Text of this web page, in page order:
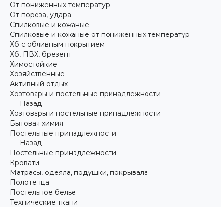
От пониженных температур
От пореза, удара
Спилковые и кожаные
Спилковые и кожаные от пониженных температур
Хб с обливным покрытием
Хб, ПВХ, брезент
Химостойкие
Хозяйственные
Активный отдых
Хозтовары и постельные принадлежности
Назад
Хозтовары и постельные принадлежности
Бытовая химия
Постельные принадлежности
Назад
Постельные принадлежности
Кровати
Матрасы, одеяла, подушки, покрывала
Полотенца
Постельное белье
Технические ткани